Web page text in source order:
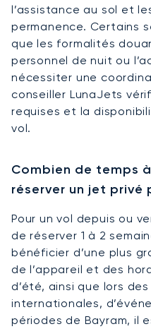
l’assistance au sol et
permanence. Certains
que les formalités
personnel de nuit ou
nécessiter une
conseiller LunaJets
requises et la
vol.
Combien de temps
réserver un jet privé
Pour un vol depuis ou
de réserver 1 à 2
bénéficier d’une plus
de l’appareil et des
d’été, ainsi que lors
internationales,
périodes de Bayram, il